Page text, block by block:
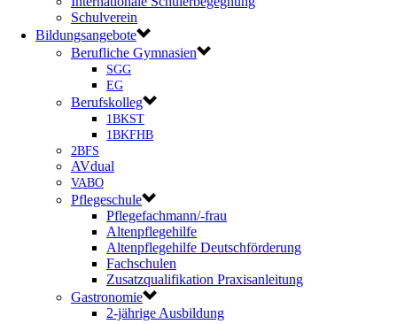
Schulverein
Bildungsangebote
Berufliche Gymnasien
SGG
EG
Berufskolleg
1BKST
1BKFHB
2BFS
AVdual
VABO
Pflegeschule
Pflegefachmann/-frau
Altenpflegehilfe
Altenpflegehilfe Deutschförderung
Fachschulen
Zusatzqualifikation Praxisanleitung
Gastronomie
2-jährige Ausbildung